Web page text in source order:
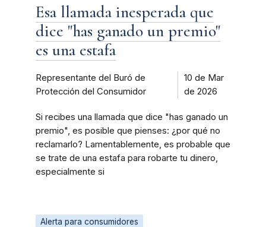
Esa llamada inesperada que
dice "has ganado un premio"
es una estafa
Representante del Buró de
Protección del Consumidor
10 de Mar
de 2026
Si recibes una llamada que dice "has ganado un
premio", es posible que pienses: ¿por qué no
reclamarlo? Lamentablemente, es probable que
se trate de una estafa para robarte tu dinero,
especialmente si
Alerta para consumidores